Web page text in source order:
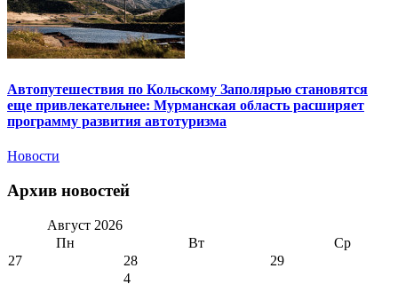
Автопутешествия по Кольскому Заполярью становятся
еще привлекательнее: Мурманская область расширяет
программу развития автотуризма
Новости
Архив новостей
Август 2026
Пн
Вт
Ср
27
28 29
4